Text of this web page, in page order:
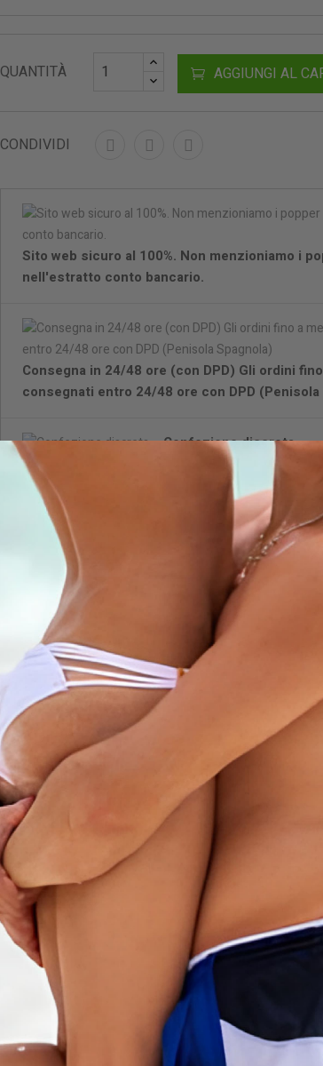
QUANTITÀ AGGIUNGI AL
CONDIVIDI
Sito web sicuro al 100%. Non menzioniamo i
nell'estratto conto bancario.
Consegna in 24/48 ore (con DPD) Gli ordini
consegnati entro 24/48 ore con DPD (Penisola
Confezione discreta.